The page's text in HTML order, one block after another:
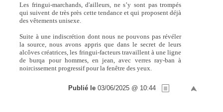
Les fringui-marchands, d'ailleurs, ne s’y sont pas trompés
qui suivent de très près cette tendance et qui proposent déjà
des vêtements unisexe.
Suite à une indiscrétion dont nous ne pouvons pas révéler
la source, nous avons appris que dans le secret de leurs
alcôves créatrices, les fringui-facteurs travaillent à une ligne
de burqa pour hommes, en jean, avec verres ray-ban à
noircissement progressif pour la fenêtre des yeux.
Publié le 03/06/2025 @ 10:44